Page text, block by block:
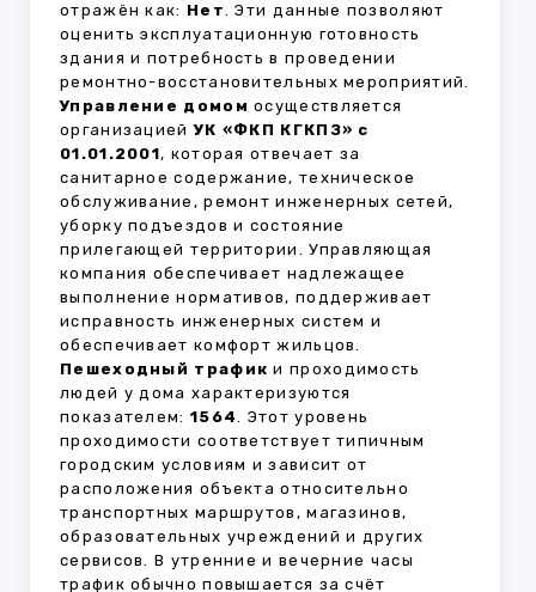
отражён как: Нет. Эти данные позволяют
оценить эксплуатационную готовность
здания и потребность в проведении
ремонтно-восстановительных мероприятий.
Управление домом осуществляется
организациейУК «ФКП КГКПЗ» с
01.01.2001, которая отвечает за
санитарное содержание, техническое
обслуживание, ремонт инженерных сетей,
уборку подъездов и состояние
прилегающей территории. Управляющая
компания обеспечивает надлежащее
выполнение нормативов, поддерживает
исправность инженерных систем и
обеспечивает комфорт жильцов.
Пешеходный трафик и проходимость
людей у дома характеризуются
показателем: 1564. Этот уровень
проходимости соответствует типичным
городским условиям и зависит от
расположения объекта относительно
транспортных маршрутов, магазинов,
образовательных учреждений и других
сервисов. В утренние и вечерние часы
трафик обычно повышается за счёт